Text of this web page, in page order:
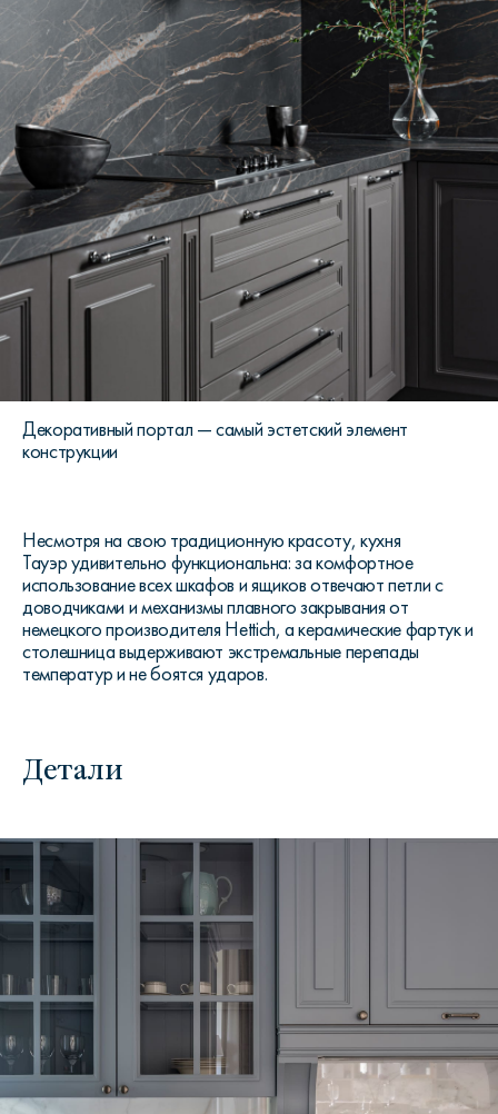
Декоративный портал — самый эстетский элемент
конструкции
Несмотря на свою традиционную красоту, кухня
Тауэр удивительно функциональна: за комфортное
использование всех шкафов и ящиков отвечают петли с
доводчиками и механизмы плавного закрывания от
немецкого производителя Hettich, а керамические фартук и
столешница выдерживают экстремальные перепады
температур и не боятся ударов.
Детали